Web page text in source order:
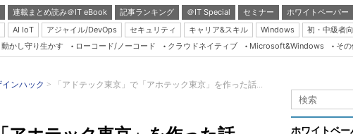
連載まとめ読み＠IT eBook 記事ランキング ＠IT Special セミナー
ホワイトペーパー
AI IoT アジャイル/DevOps セキュリティ キャリア&スキル Windows 初・中級者
Server & Storage
かし守り生かす ローコード/ノーコード クラウドネイティブ Microsoft&Windows そ
インハック 「アドテック東京」で「アホテック東京」を作った話...
ホワイトペー